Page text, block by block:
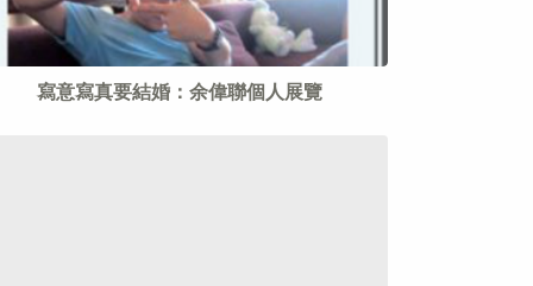
寫意寫真要結婚：余偉聯個人展覽